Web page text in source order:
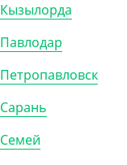
АРТ. 4300420
Кызылорда
Павлодар
Петропавловск
Сарань
Семей